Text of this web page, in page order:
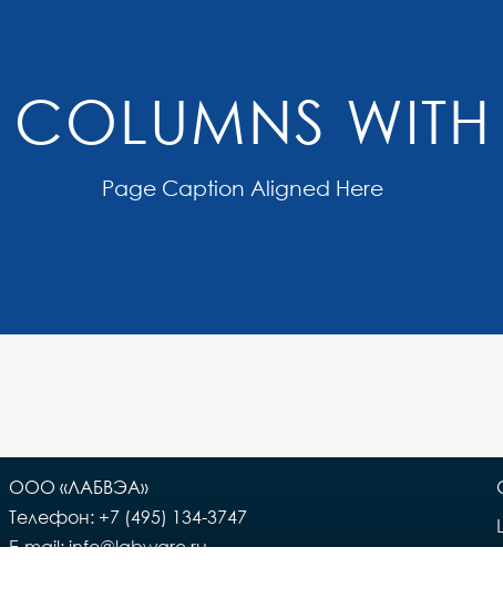
Page Caption Aligned Here
ООО «ЛАБВЭА»
Телефон: +7 (495) 134-3747
E-mail: info@labware.ru